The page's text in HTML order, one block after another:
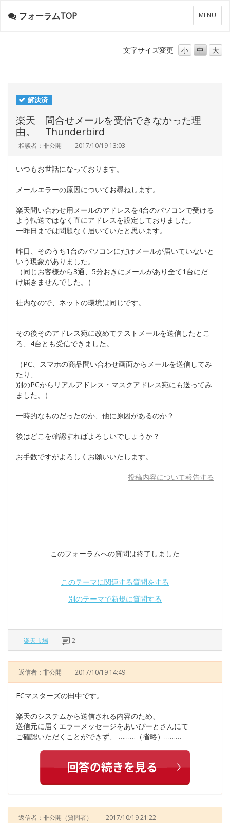
メ
ニ
ー
MENU
フォーラムTOP
文字サイズ変更 小 中 大
解決済
楽天 問合せメールを受信できなかった理
由。 Thunderbird
相談者：非公開 2017/10/19 13:03
いつもお世話になっております。
メールエラーの原因についてお尋ねします。
楽天問い合わせ用メールのアドレスを4台のパソコンで受ける
よう転送ではなく直にアドレスを設定しておりました。
一昨日までは問題なく届いていたと思います。
昨日、そのうち1台のパソコンにだけメールが届いていないと
いう現象がありました。
（同じお客様から3通、5分おきにメールがあり全て1台にだ
け届きませんでした。）
社内なので、ネットの環境は同じです。
その後そのアドレス宛に改めてテストメールを送信したとこ
ろ、4台とも受信できました。
（PC、スマホの商品問い合わせ画面からメールを送信してみ
たり、
別のPCからリアルアドレス・マスクアドレス宛にも送ってみ
ました。）
一時的なものだったのか、他に原因があるのか？
後はどこを確認すればよろしいでしょうか？
お手数ですがよろしくお願いいたします。
投稿内容について報告する
このフォーラムへの質問は終了しました
このテーマに関連する質問をする
別のテーマで新規に質問する
楽天市場 2
返信者：非公開 2017/10/19 14:49
ECマスターズの田中です。
楽天のシステムから送信される内容のため、
送信元に届くエラーメッセージをあいぴーとさんにて
ご確認いただくことができず、 ………（省略）………
返信者：非公開 （質問者） 2017/10/19 21:22